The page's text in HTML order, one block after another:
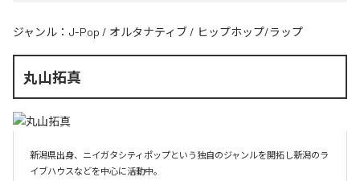
ジャンル： J-Pop / オルタナティブ / ヒップホップ/ラップ
丸山拓真
新潟県出身、ニイガタシティポップという独自のジャンルを開拓し新潟のラ
イブハウスなどを中心に活動中。